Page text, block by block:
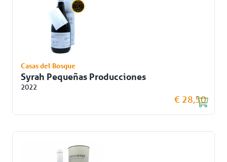
Casas del Bosque
Syrah Pequeñas Producciones
2022
€ 28,50